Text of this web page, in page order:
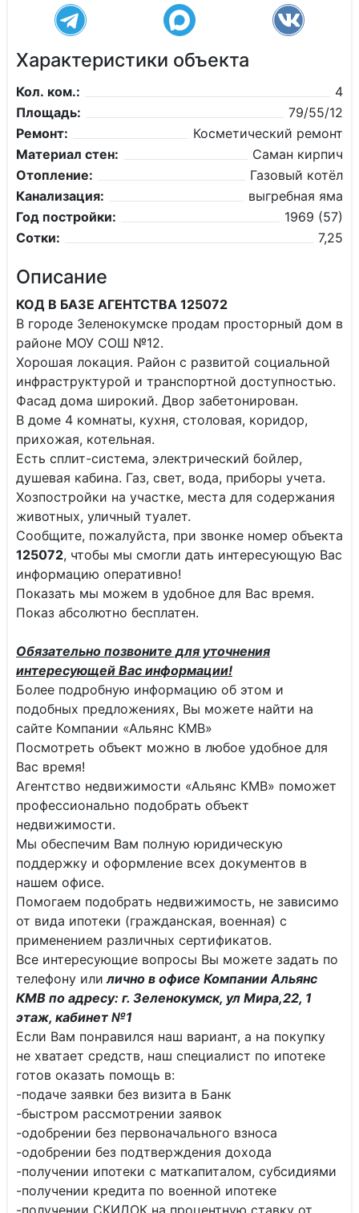
Характеристики объекта
Кол. ком.:
4
Площадь:
79/55/12
Ремонт:
Косметический ремонт
Материал стен:
Саман кирпич
Отопление:
Газовый котёл
Канализация:
выгребная яма
Год постройки:
1969 (57)
Сотки:
7,25
Описание
КОД В БАЗЕ АГЕНТСТВА 125072
В городе Зеленокумске продам просторный дом в
районе МОУ СОШ №12.
Хорошая локация. Район с развитой социальной
инфраструктурой и транспортной доступностью.
Фасад дома широкий. Двор забетонирован.
В доме 4 комнаты, кухня, столовая, коридор,
прихожая, котельная.
Есть сплит-система, электрический бойлер,
душевая кабина. Газ, свет, вода, приборы учета.
Хозпостройки на участке, места для содержания
животных, уличный туалет.
Сообщите, пожалуйста, при звонке номер объекта
125072, чтобы мы смогли дать интересующую Вас
информацию оперативно!
Показать мы можем в удобное для Вас время.
Показ абсолютно бесплатен.
Обязательно позвоните для уточнения
интересующей Вас информации!
Более подробную информацию об этом и
подобных предложениях, Вы можете найти на
сайте Компании «Альянс КМВ»
Посмотреть объект можно в любое удобное для
Вас время!
Агентство недвижимости «Альянс КМВ» поможет
профессионально подобрать объект
недвижимости.
Мы обеспечим Вам полную юридическую
поддержку и оформление всех документов в
нашем офисе.
Помогаем подобрать недвижимость, не зависимо
от вида ипотеки (гражданская, военная) с
применением различных сертификатов.
Все интересующие вопросы Вы можете задать по
телефону или лично в офисе Компании Альянс
КМВ по адресу: г. Зеленокумск, ул Мира,22, 1
этаж, кабинет №1
Если Вам понравился наш вариант, а на покупку
не хватает средств, наш специалист по ипотеке
готов оказать помощь в:
-подаче заявки без визита в Банк
-быстром рассмотрении заявок
-одобрении без первоначального взноса
-одобрении без подтверждения дохода
-получении ипотеки с маткапиталом, субсидиями
-получении кредита по военной ипотеке
-получении СКИДОК на процентную ставку от